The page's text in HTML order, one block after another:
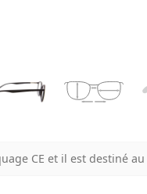
CE et il est destiné